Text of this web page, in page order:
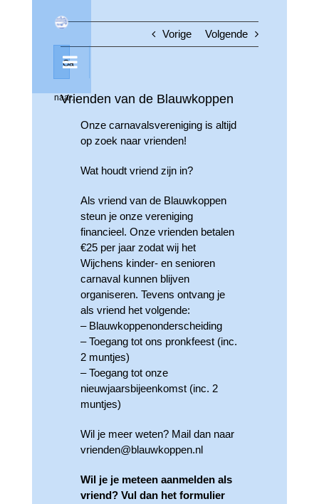
Ga
naar...
Vorige Volgende
Vrienden van de Blauwkoppen
Onze carnavalsvereniging is altijd
op zoek naar vrienden!
Wat houdt vriend zijn in?
Als vriend van de Blauwkoppen
steun je onze vereniging
financieel. Onze vrienden betalen
€25 per jaar zodat wij het
Wijchens kinder- en senioren
carnaval kunnen blijven
organiseren. Tevens ontvang je
als vriend het volgende:
– Blauwkoppenonderscheiding
– Toegang tot ons pronkfeest (inc.
2 muntjes)
– Toegang tot onze
nieuwjaarsbijeenkomst (inc. 2
muntjes)
Wil je meer weten? Mail dan naar
vrienden@blauwkoppen.nl
Wil je je meteen aanmelden als
vriend? Vul dan het formulier